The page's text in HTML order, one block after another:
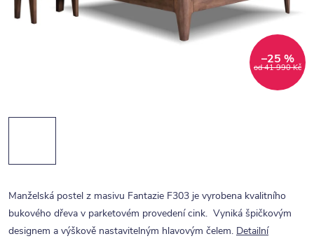
od 41 990 Kč
–25 %
Manželská postel z masivu Fantazie F303 je vyrobena kvalitního
bukového dřeva v parketovém provedení cink. Vyniká špičkovým
designem a výškově nastavitelným hlavovým čelem. Detailní